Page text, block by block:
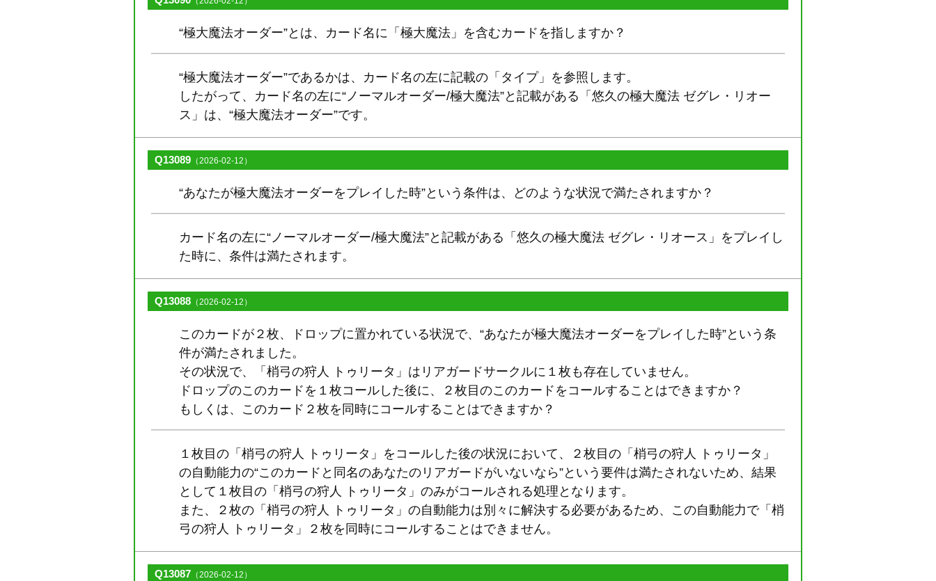
“極大魔法オーダー”とは、カード名に「極大魔法」を含むカードを指しますか？
“極大魔法オーダー”であるかは、カード名の左に記載の「タイプ」を参照します。
したがって、カード名の左に“ノーマルオーダー/極大魔法”と記載がある「悠久の極大魔法 ゼグレ・リオー
ス」は、“極大魔法オーダー”です。
Q13089 （2026-02-12）
“あなたが極大魔法オーダーをプレイした時”という条件は、どのような状況で満たされますか？
カード名の左に“ノーマルオーダー/極大魔法”と記載がある「悠久の極大魔法 ゼグレ・リオース」をプレイし
た時に、条件は満たされます。
Q13088 （2026-02-12）
このカードが２枚、ドロップに置かれている状況で、“あなたが極大魔法オーダーをプレイした時”という条
件が満たされました。
その状況で、「梢弓の狩人 トゥリータ」はリアガードサークルに１枚も存在していません。
ドロップのこのカードを１枚コールした後に、２枚目のこのカードをコールすることはできますか？
もしくは、このカード２枚を同時にコールすることはできますか？
１枚目の「梢弓の狩人 トゥリータ」をコールした後の状況において、２枚目の「梢弓の狩人 トゥリータ」
の自動能力の“このカードと同名のあなたのリアガードがいないなら”という要件は満たされないため、結果
として１枚目の「梢弓の狩人 トゥリータ」のみがコールされる処理となります。
また、２枚の「梢弓の狩人 トゥリータ」の自動能力は別々に解決する必要があるため、この自動能力で「梢
弓の狩人 トゥリータ」２枚を同時にコールすることはできません。
Q13087 （2026-02-12）